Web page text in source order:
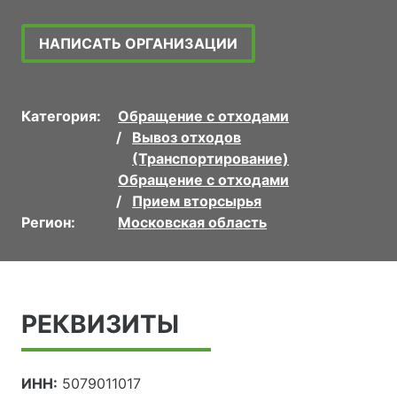
НАПИСАТЬ ОРГАНИЗАЦИИ
Категория:
Обращение с отходами
Вывоз отходов
(Транспортирование)
Обращение с отходами
Прием вторсырья
Регион:
Московская область
РЕКВИЗИТЫ
ИНН: 5079011017